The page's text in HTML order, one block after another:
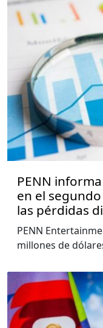
PENN
en el
las pérdidas
PENN
millones de